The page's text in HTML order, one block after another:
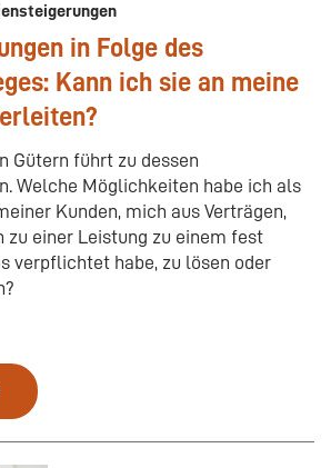
in Folge des
Kann ich sie an meine
Gütern führt zu dessen
Welche Möglichkeiten habe ich als
Kunden, mich aus Verträgen,
zu einer Leistung zu einem fest
verpflichtet habe, zu lösen oder